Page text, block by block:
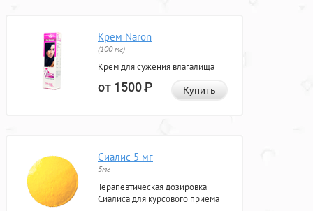
Крем Naron
(100 мг)
Крем для сужения влагалища
от 1500Р Купить
Сиалис 5 мг
5мг
Терапевтическая дозировка
Сиалиса для курсового приема